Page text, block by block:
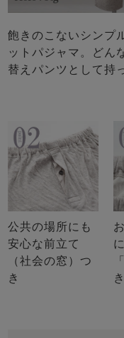
飽きのこないシンプ
ットパジャマ。どん
替えパンツとして持
公共の場所にも
安心な前立て
（社会の窓）つ
き
き